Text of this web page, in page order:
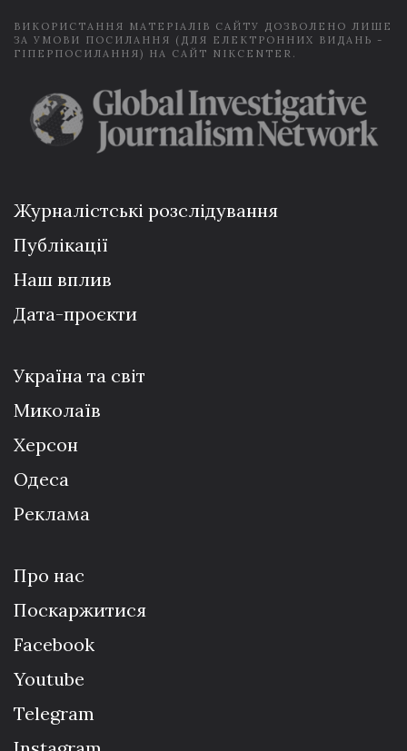
ВИКОРИСТАННЯ МАТЕРІАЛІВ САЙТУ ДОЗВОЛЕНО ЛИШЕ
ЗА УМОВИ ПОСИЛАННЯ (ДЛЯ ЕЛЕКТРОННИХ ВИДАНЬ -
ГІПЕРПОСИЛАННЯ) НА САЙТ NIKCENTER.
Журналістські розслідування
Публікації
Наш вплив
Дата-проєкти
Україна та світ
Миколаїв
Херсон
Одеса
Реклама
Про нас
Поскаржитися
Facebook
Youtube
Telegram